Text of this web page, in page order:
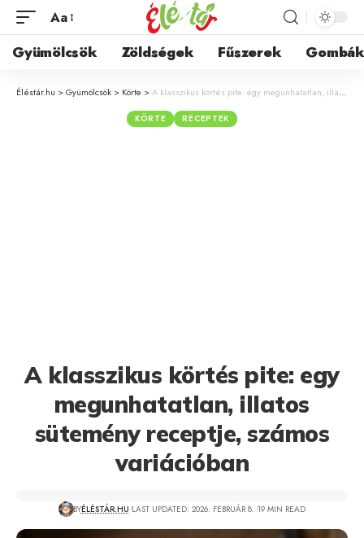
Aa
Gyümölcsök Zöldségek Fűszerek Gombák
Éléstár.hu >Gyümölcsök > Körte >A klasszikus körtés pite: egy megunhatatlan, illatos sütemény receptje, számos variációban
KÖRTE RECEPTEK
A klasszikus körtés pite: egy
megunhatatlan, illatos
sütemény receptje, számos
variációban
BYÉLÉSTÁR.HU LAST UPDATED: 2026. FEBRUÁR 8. 19 MIN READ